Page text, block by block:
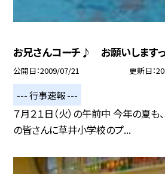
お兄さんコーチ♪ お願いしますっ
公開日 2009/07/21 更新日
--- 行事速報 ---
７月２１日（火）の午前中 今年の夏
の皆さんに草井小学校のプ...